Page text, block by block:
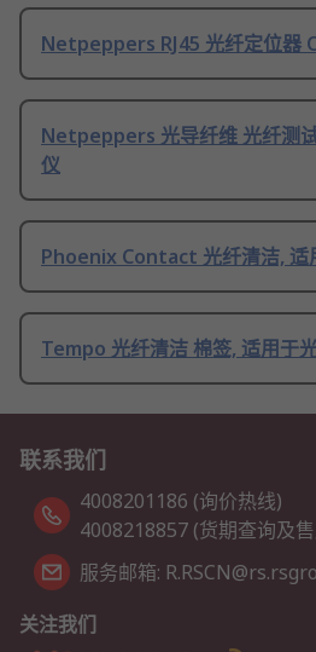
Netpeppers RJ45 光纤定位器
Netpeppers 光导纤维 光纤测
仪
Phoenix Contact 光纤清洁, 适
Tempo 光纤清洁 棉签, 适用于
联系我们
4008201186 (询价热线)
4008218857 (货期查询及
服务邮箱:
关注我们